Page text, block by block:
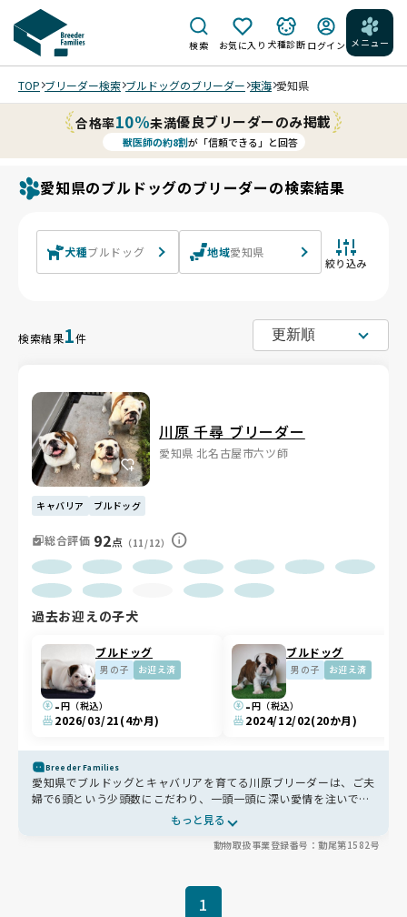
検索 お気に入り 犬種診断 ログイン メニュー
TOP ブリーダー検索 ブルドッグのブリーダー 東海 愛知県
合格率10%未満優良ブリーダーのみ掲載
獣医師の約8割が「信頼できる」と回答
愛知県のブルドッグのブリーダーの検索結果
犬種ブルドッグ 地域愛知県
絞り込み
検索結果1件
川原 千尋 ブリーダー
愛知県 北名古屋市六ツ師
キャバリア ブルドッグ
総合評価 92点 （11/12）
過去お迎えの子犬
ブルドッグ
男の子 お迎え済
-円（税込）
2026/03/21(4か月)
ブルドッグ
男の子 お迎え済
-円（税込）
2024/12/02(20か月)
Breeder Families
愛知県でブルドッグとキャバリアを育てる川原ブリーダーは、ご夫
婦で6頭という少頭数にこだわり、一頭一頭に深い愛情を注いでい
ます🐶グレインフリーの食事やヤギミルクで体を作り、室内外で自
由に運動できる環境を整えています🏠見学ではお母さんや親戚犬
にも会えるアットホームな雰囲気が魅力。お迎え後もLINEで親身
もっと見る
動物取扱事業登録番号：動尾第1582号
1